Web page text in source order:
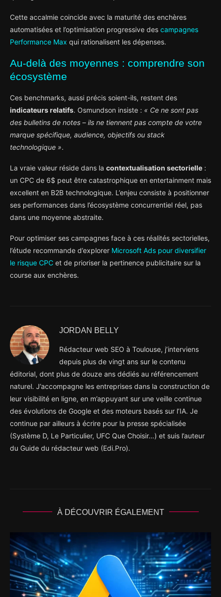
Cette accalmie coincide avec la maturité des enchères
automatisées et l’optimisation progressive des campagnes
Performance Max qui rationalisent les dépenses.
Au-delà des moyennes : comprendre son
écosystème
Ces benchmarks, aussi précis soient-ils, restent des
indicateurs relatifs. Osmundson insiste : « Ce ne sont pas
des bulletins de notes – ils ne tiennent pas compte de votre
marque spécifique, audience, objectifs ou stack
technologique ».
La vraie valeur réside dans la contextualisation sectorielle :
un CPC de 6$ peut être catastrophique en entertainment mais
excellent en B2B technologique. L’enjeu consiste à positionner
ses performances dans l’écosystème concurrentiel réel, pas
dans une moyenne abstraite.
Pour optimiser ses campagnes face à ces réalités sectorielles,
l’étude recommande d’explorer Microsoft Ads pour diversifier
le risque CPC et de prioriser la pertinence publicitaire sur la
course aux enchères.
JORDAN BELLY
Rédacteur web SEO à Toulouse, j’interviens
depuis plus de vingt ans sur le contenu
éditorial, dont plus de douze ans dédiés au référencement
naturel. J’accompagne les entreprises dans la construction de
leur visibilité en ligne, en m’appuyant sur une veille continue
des évolutions de Google et des moteurs basés sur l’IA. Je
continue par ailleurs à écrire pour la presse spécialisée
(Système D, Le Particulier, UFC Que Choisir…) et suis l’auteur
du Guide du rédacteur web (Edi.Pro).
À DÉCOUVRIR ÉGALEMENT